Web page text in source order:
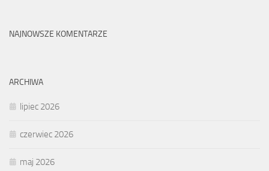
NAJNOWSZE KOMENTARZE
ARCHIWA
lipiec 2026
czerwiec 2026
maj 2026